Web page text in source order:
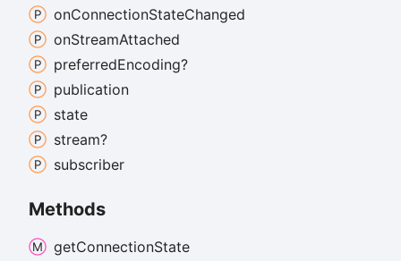
onConnectionStateChanged
onStreamAttached
preferredEncoding?
publication
state
stream?
subscriber
Methods
getConnectionState